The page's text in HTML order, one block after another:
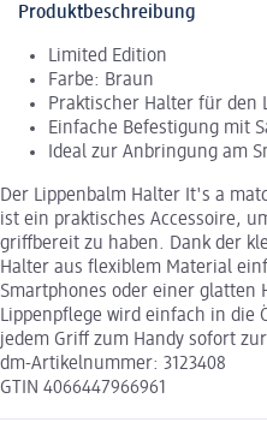
Produktbeschreibung
Limited Edition
Farbe: Braun
Praktischer Halter für den
Einfache Befestigung mit
Ideal zur Anbringung am
Der Lippenbalm Halter It's a
ist ein praktisches Accessoire,
griffbereit zu haben. Dank der
Halter aus flexiblem Material
Smartphones oder einer glatten
Lippenpflege wird einfach in die
jedem Griff zum Handy sofort
dm-Artikelnummer: 3123408
GTIN 4066447966961